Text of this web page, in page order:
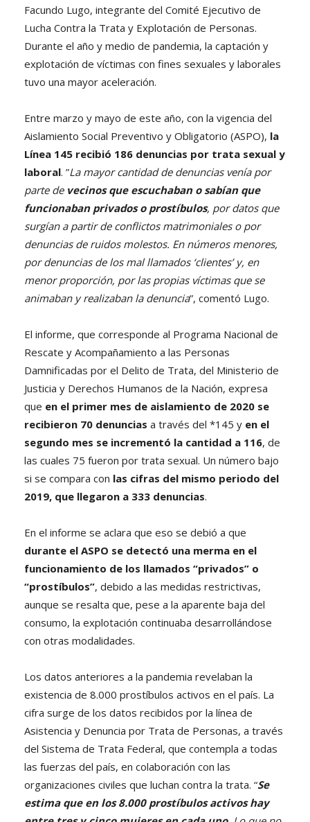
Facundo Lugo, integrante del Comité Ejecutivo de
Lucha Contra la Trata y Explotación de Personas.
Durante el año y medio de pandemia, la captación y
explotación de víctimas con fines sexuales y laborales
tuvo una mayor aceleración.
Entre marzo y mayo de este año, con la vigencia del
Aislamiento Social Preventivo y Obligatorio (ASPO), la
Línea 145 recibió 186 denuncias por trata sexual y
laboral. ”La mayor cantidad de denuncias venía por
parte de vecinos que escuchaban o sabían que
funcionaban privados o prostíbulos, por datos que
surgían a partir de conflictos matrimoniales o por
denuncias de ruidos molestos. En números menores,
por denuncias de los mal llamados ‘clientes’ y, en
menor proporción, por las propias víctimas que se
animaban y realizaban la denuncia”, comentó Lugo.
El informe, que corresponde al Programa Nacional de
Rescate y Acompañamiento a las Personas
Damnificadas por el Delito de Trata, del Ministerio de
Justicia y Derechos Humanos de la Nación, expresa
que en el primer mes de aislamiento de 2020 se
recibieron 70 denuncias a través del *145 y en el
segundo mes se incrementó la cantidad a 116, de
las cuales 75 fueron por trata sexual. Un número bajo
si se compara con las cifras del mismo periodo del
2019, que llegaron a 333 denuncias.
En el informe se aclara que eso se debió a que
durante el ASPO se detectó una merma en el
funcionamiento de los llamados “privados” o
“prostíbulos”, debido a las medidas restrictivas,
aunque se resalta que, pese a la aparente baja del
consumo, la explotación continuaba desarrollándose
con otras modalidades.
Los datos anteriores a la pandemia revelaban la
existencia de 8.000 prostíbulos activos en el país. La
cifra surge de los datos recibidos por la línea de
Asistencia y Denuncia por Trata de Personas, a través
del Sistema de Trata Federal, que contempla a todas
las fuerzas del país, en colaboración con las
organizaciones civiles que luchan contra la trata. “Se
estima que en los 8.000 prostíbulos activos hay